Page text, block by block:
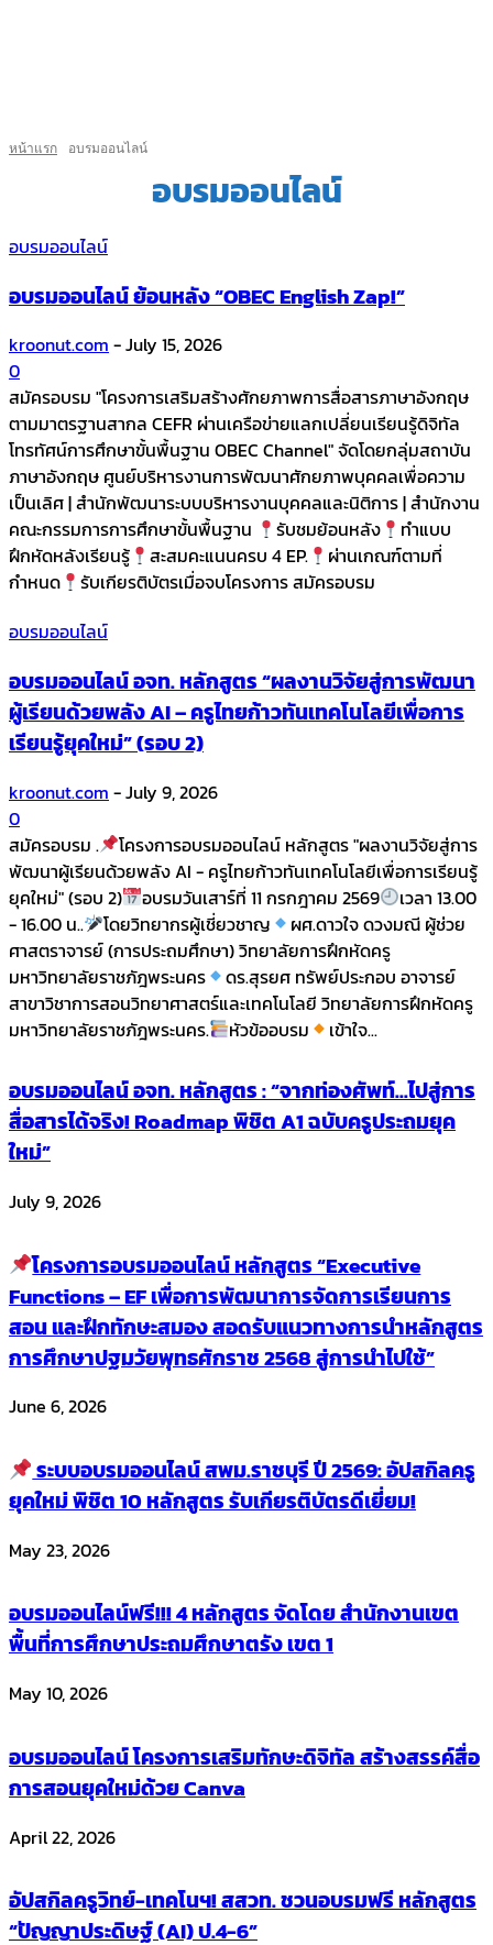
หน้าแรก อบรมออนไลน์
อบรมออนไลน์
อบรมออนไลน์
อบรมออนไลน์ ย้อนหลัง “OBEC English Zap!”
kroonut.com -July 15, 2026
0
สมัครอบรม "โครงการเสริมสร้างศักยภาพการสื่อสารภาษาอังกฤษ
ตามมาตรฐานสากล CEFR ผ่านเครือข่ายแลกเปลี่ยนเรียนรู้ดิจิทัล
โทรทัศน์การศึกษาขั้นพื้นฐาน OBEC Channel" จัดโดยกลุ่มสถาบัน
ภาษาอังกฤษ ศูนย์บริหารงานการพัฒนาศักยภาพบุคคลเพื่อความ
เป็นเลิศ | สำนักพัฒนาระบบบริหารงานบุคคลและนิติการ | สำนักงาน
คณะกรรมการการศึกษาขั้นพื้นฐาน
รับชมย้อนหลัง
ทำแบบ
ฝึกหัดหลังเรียนรู้
สะสมคะแนนครบ 4 EP.
ผ่านเกณฑ์ตามที่
กำหนด
รับเกียรติบัตรเมื่อจบโครงการ สมัครอบรม
อบรมออนไลน์
อบรมออนไลน์ อจท. หลักสูตร “ผลงานวิจัยสู่การพัฒนา
ผู้เรียนด้วยพลัง AI – ครูไทยก้าวทันเทคโนโลยีเพื่อการ
เรียนรู้ยุคใหม่” (รอบ 2)
kroonut.com -July 9, 2026
0
สมัครอบรม .
โครงการอบรมออนไลน์ หลักสูตร "ผลงานวิจัยสู่การ
พัฒนาผู้เรียนด้วยพลัง AI - ครูไทยก้าวทันเทคโนโลยีเพื่อการเรียนรู้
ยุคใหม่" (รอบ 2)
อบรมวันเสาร์ที่ 11 กรกฎาคม 2569
เวลา 13.00
- 16.00 น.​.
โดยวิทยากรผู้เชี่ยวชาญ
ผศ.ดาวใจ ดวงมณี​ ผู้ช่วย
ศาสตราจารย์ (การประถมศึกษา)​ วิทยาลัยการฝึกหัดครู
มหาวิทยาลัยราชภัฎพระนคร​
ดร.สุรยศ ทรัพย์ประกอบ​ อาจารย์
สาขาวิชาการสอนวิทยาศาสตร์และเทคโนโลยี​ วิทยาลัยการฝึกหัดครู
มหาวิทยาลัยราชภัฎพระนคร​.
หัวข้ออบรม เข้าใจ...
อบรมออนไลน์ อจท. หลักสูตร : “จากท่องศัพท์…ไปสู่การ
สื่อสารได้จริง! Roadmap พิชิต A1 ฉบับครูประถมยุค
ใหม่”
July 9, 2026
โครงการอบรมออนไลน์ หลักสูตร “Executive
Functions – EF เพื่อการพัฒนาการจัดการเรียนการ
สอน และฝึกทักษะสมอง สอดรับแนวทางการนำหลักสูตร
การศึกษาปฐมวัยพุทธศักราช 2568 สู่การนำไปใช้”​
June 6, 2026
ระบบอบรมออนไลน์ สพม.ราชบุรี ปี 2569: อัปสกิลครู
ยุคใหม่ พิชิต 10 หลักสูตร รับเกียรติบัตรดีเยี่ยม!
May 23, 2026
อบรมออนไลน์ฟรี!!! 4 หลักสูตร จัดโดย สำนักงานเขต
พื้นที่การศึกษาประถมศึกษาตรัง เขต 1
May 10, 2026
อบรมออนไลน์ โครงการเสริมทักษะดิจิทัล สร้างสรรค์สื่อ
การสอนยุคใหม่ด้วย Canva
April 22, 2026
อัปสกิลครูวิทย์-เทคโนฯ! สสวท. ชวนอบรมฟรี หลักสูตร
“ปัญญาประดิษฐ์ (AI) ป.4-6”